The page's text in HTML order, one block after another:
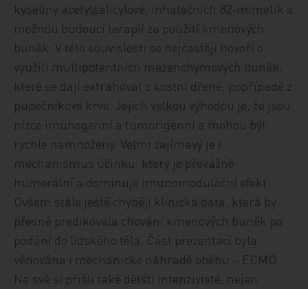
kyseliny acetylsalicylové, inhalačních β2‑mimetik a
možnou budoucí terapií za použití kmenových
buněk. V této souvislosti se nejčastěji hovoří o
využití multipotentních mezenchymových buněk,
které se dají extrahovat z kostní dřeně, popřípadě z
pupečníkové krve. Jejich velkou výhodou je, že jsou
nízce imunogenní a tumorigenní a mohou být
rychle namnoženy. Velmi zajímavý je i
mechanismus účinku, který je převážně
humorální a dominuje imunomodulační efekt.
Ovšem stále ještě chybějí klinická data, která by
přesně predikovala chování kmenových buněk po
podání do lidského těla. Část prezentací byla
věnována i mechanické náhradě oběhu – ECMO.
Na své si přišli také dětští intenzivisté, nejen